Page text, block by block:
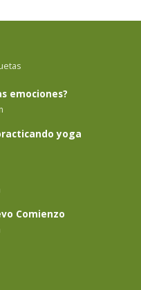
emociones?
yoga
Comienzo